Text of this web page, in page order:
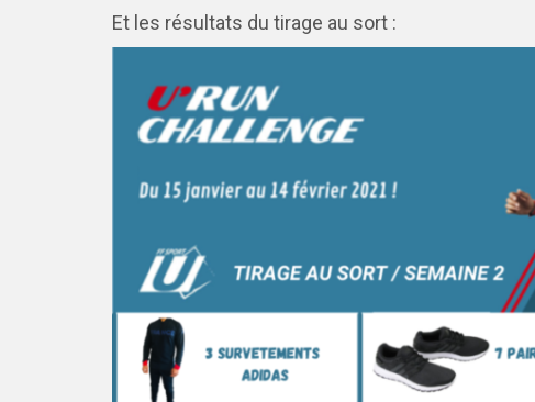
Et les résultats du tirage au sort :